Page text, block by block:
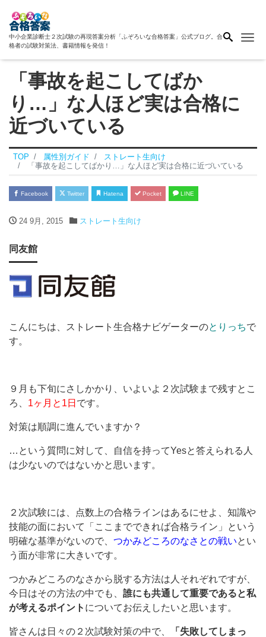
中小企業診断士２次試験の再現答案分析「ふぞろいな合格答案」公式ブログ。合
格者の試験対策法、書籍情報を発信！
「事故を起こしてばか
り…」な人ほど実は合格に
近づいている
TOP 属性別ガイド
ストレート生向け
「事故を起こしてばかり…」な人ほど実は合格に近づいている
Facebook Twitter Hatena Pocket LINE
24 9月, 2015 ストレート生向け
同友館
こんにちは、ストレート生合格ナビゲーターのとりっちで
す。
９月も下旬にさしかかり、いよいよ２次試験まで残すとこ
ろ、 1ヶ月と1日 です。
対策は順調に進んでいますか？
…という質問に対して、自信を持ってYesと答えられる人
は少ないのではないかと思います。
２次試験には、点数上の合格ラインはあるにせよ、知識や
技能の面において「ここまでできれば合格ライン」という
明確な基準がないので、 つかみどころのなさとの戦いとい
う面が非常に大きいです。
つかみどころのなさから脱する方法は人それぞれですが、
今日はその方法の中でも、 誰にも共通して重要であると私
が考えるポイント についてお伝えしたいと思います。
皆さんは日々の２次試験対策の中で、
「失敗してしまっ